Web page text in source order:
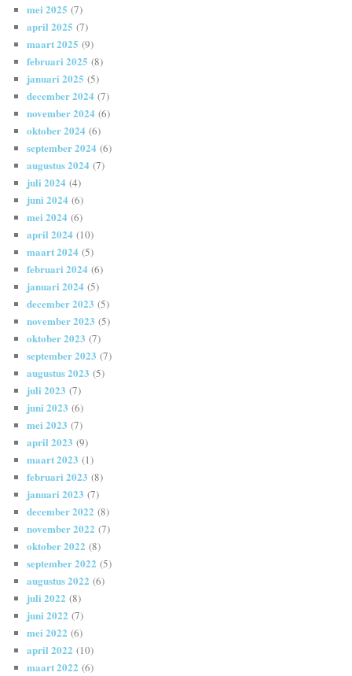
mei 2025 (7)
april 2025 (7)
maart 2025 (9)
februari 2025 (8)
januari 2025 (5)
december 2024 (7)
november 2024 (6)
oktober 2024 (6)
september 2024 (6)
augustus 2024 (7)
juli 2024 (4)
juni 2024 (6)
mei 2024 (6)
april 2024 (10)
maart 2024 (5)
februari 2024 (6)
januari 2024 (5)
december 2023 (5)
november 2023 (5)
oktober 2023 (7)
september 2023 (7)
augustus 2023 (5)
juli 2023 (7)
juni 2023 (6)
mei 2023 (7)
april 2023 (9)
maart 2023 (1)
februari 2023 (8)
januari 2023 (7)
december 2022 (8)
november 2022 (7)
oktober 2022 (8)
september 2022 (5)
augustus 2022 (6)
juli 2022 (8)
juni 2022 (7)
mei 2022 (6)
april 2022 (10)
maart 2022 (6)